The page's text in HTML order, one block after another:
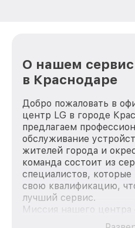
О нашем
в Краснодаре
Добро пожаловать в
центр LG в городе
предлагаем
обслуживание
жителей города и
команда состоит из
специалистов,
свою квалификацию,
лучший сервис.
Миссия нашего центра
качественный и